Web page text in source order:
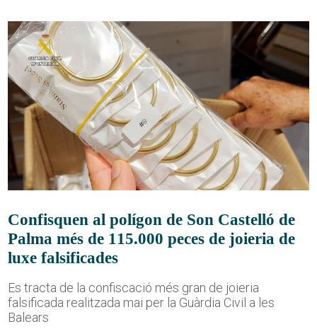
Confisquen al polígon de Son Castelló de
Palma més de 115.000 peces de joieria de
luxe falsificades
Es tracta de la confiscació més gran de joieria
falsificada realitzada mai per la Guàrdia Civil a les
Balears